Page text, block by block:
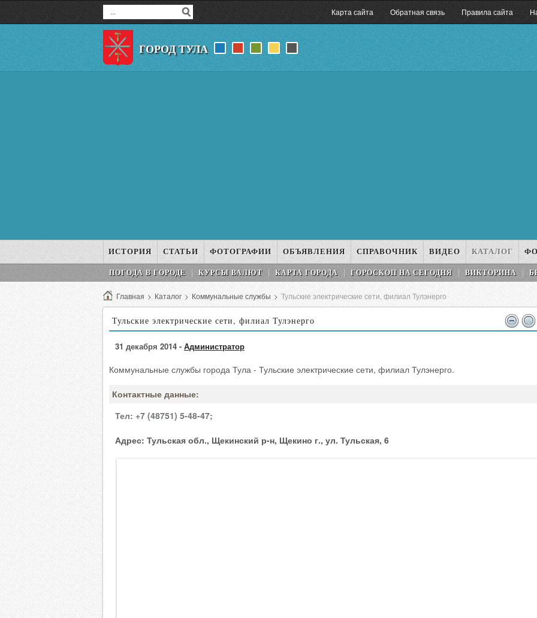
Карта сайта Обратная связь Правила сайта
ГОРОД ТУЛА
ИСТОРИЯ СТАТЬИ ФОТОГРАФИИ ОБЪЯВЛЕНИЯ СПРАВОЧНИК ВИДЕО КАТАЛОГ
ПОГОДА В ГОРОДЕ КУРСЫ ВАЛЮТ КАРТА ГОРОДА ГОРОСКОП НA СEГОДНЯ ВИКТОРИНА
Главная > Каталог > Коммунальные службы > Тульские электрические сети, филиал Тулэнерго
Тульские электрические сети, филиал Тулэнерго
31 декабря 2014 - Администратор
Коммунальные службы города Тула - Тульские электрические сети, филиал Тулэнерго.
Контактные данные:
Тел: +7 (48751) 5-48-47;
Адрес: Тульская обл., Щекинский р-н, Щекино г., ул. Тульская, 6